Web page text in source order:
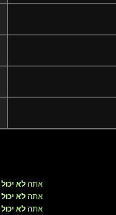
אתה לא יכול
אתה לא יכול
אתה לא יכול